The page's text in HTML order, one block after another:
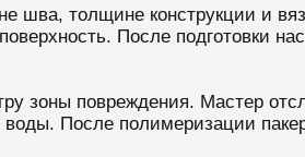
шва, толщине конструкции и
После подготовки
зоны повреждения. Мастер
После полимеризации